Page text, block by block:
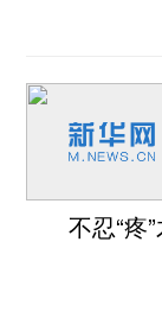
不忍“疼